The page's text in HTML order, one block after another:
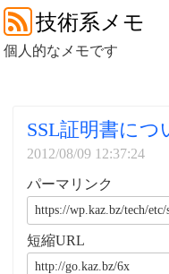
技術系メモ
個人的なメモです
SSL証明書につ
2012/08/09 12:37:24
パーマリンク
短縮URL